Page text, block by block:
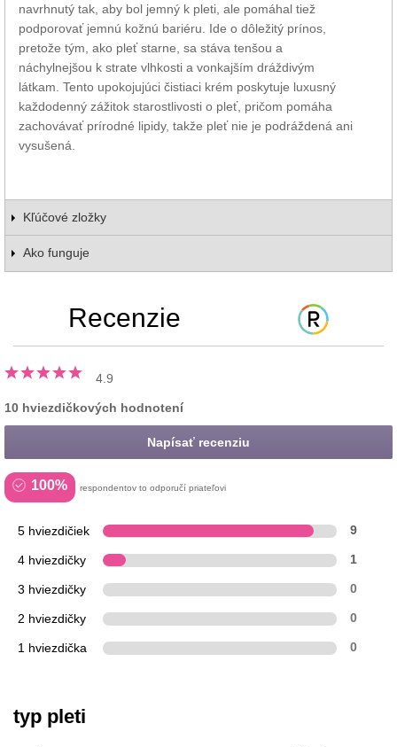
navrhnutý tak, aby bol jemný k pleti, ale pomáhal tiež
podporovať jemnú kožnú bariéru. Ide o dôležitý prínos,
pretože tým, ako pleť starne, sa stáva tenšou a
náchylnejšou k strate vlhkosti a vonkajším dráždivým
látkam. Tento upokojujúci čistiaci krém poskytuje luxusný
každodenný zážitok starostlivosti o pleť, pričom pomáha
zachovávať prírodné lipidy, takže pleť nie je podráždená ani
vysušená.
Kľúčové zložky
Ako funguje
Recenzie
4.9
10 hviezdičkových hodnotení
Napísať recenziu
100% respondentov to odporučí priateľovi
5 hviezdičiek 9
4 hviezdičky 1
3 hviezdičky 0
2 hviezdičky 0
1 hviezdička 0
typ pleti